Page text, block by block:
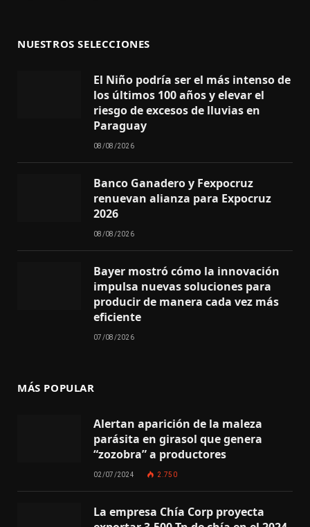
NUESTROS SELECCIONES
El Niño podría ser el más intenso de
los últimos 100 años y elevar el
riesgo de excesos de lluvias en
Paraguay
08/08/2026
Banco Ganadero y Fexpocruz
renuevan alianza para Expocruz
2026
08/08/2026
Bayer mostró cómo la innovación
impulsa nuevas soluciones para
producir de manera cada vez más
eficiente
07/08/2026
MÁS POPULAR
Alertan aparición de la maleza
parásita en girasol que genera
“zozobra” a productores
02/07/2024 2.750
La empresa Chía Corp proyecta